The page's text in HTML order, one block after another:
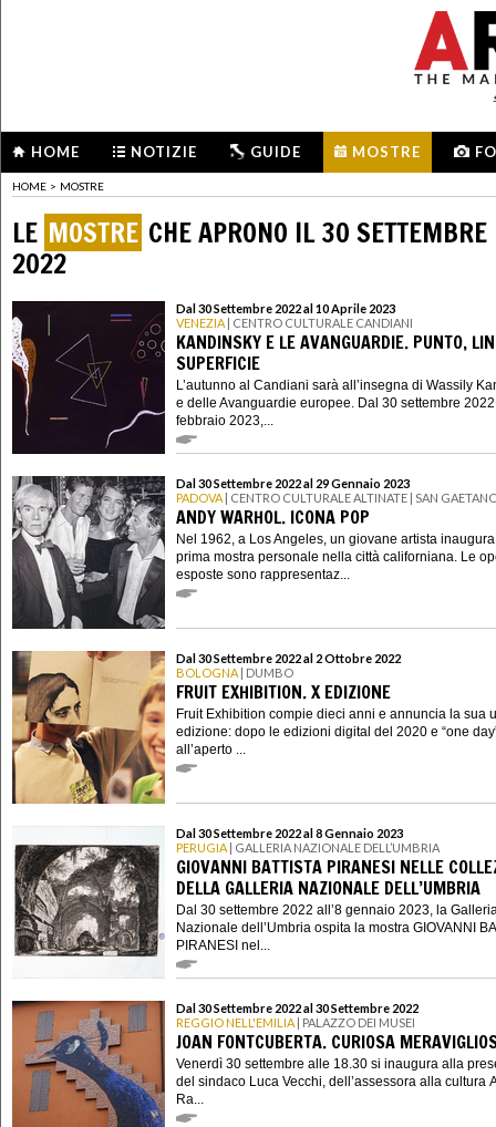
HOME NOTIZIE GUIDE MOSTRE
HOME > MOSTRE
LE MOSTRE CHE APRONO IL 30 SETTEMBRE
2022
Dal 30 Settembre 2022 al 10 Aprile 2023
VENEZIA | CENTRO CULTURALE CANDIANI
KANDINSKY E LE AVANGUARDIE. PUNTO,
SUPERFICIE
L’autunno al Candiani sarà all’insegna di Wassily
e delle Avanguardie europee. Dal 30 settembre
febbraio 2023,...
Dal 30 Settembre 2022 al 29 Gennaio 2023
PADOVA | CENTRO CULTURALE ALTINATE | SAN
ANDY WARHOL. ICONA POP
Nel 1962, a Los Angeles, un giovane artista
prima mostra personale nella città californiana. Le
esposte sono rappresentaz...
Dal 30 Settembre 2022 al 2 Ottobre 2022
BOLOGNA | DUMBO
FRUIT EXHIBITION. X EDIZIONE
Fruit Exhibition compie dieci anni e annuncia la sua
edizione: dopo le edizioni digital del 2020 e “one
all’aperto ...
Dal 30 Settembre 2022 al 8 Gennaio 2023
PERUGIA | GALLERIA NAZIONALE DELL’UMBRIA
GIOVANNI BATTISTA PIRANESI NELLE
DELLA GALLERIA NAZIONALE DELL’UMBRIA
Dal 30 settembre 2022 all’8 gennaio 2023, la
Nazionale dell’Umbria ospita la mostra GIOVANNI
PIRANESI nel...
Dal 30 Settembre 2022 al 30 Settembre 2022
REGGIO NELL'EMILIA | PALAZZO DEI MUSEI
JOAN FONTCUBERTA. CURIOSA
Venerdì 30 settembre alle 18.30 si inaugura alla
del sindaco Luca Vecchi, dell’assessora alla cultura
Ra...